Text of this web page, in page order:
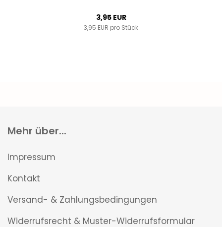
3,95 EUR
3,95 EUR pro Stück
Mehr über...
Impressum
Kontakt
Versand- & Zahlungsbedingungen
Widerrufsrecht & Muster-Widerrufsformular